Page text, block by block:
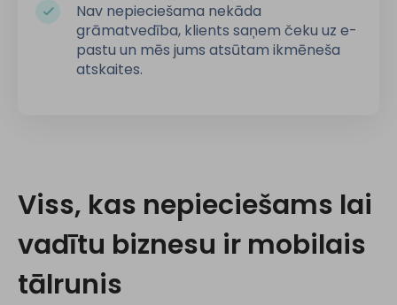
Nav nepieciešama nekāda
grāmatvedība, klients saņem čeku uz e-
pastu un mēs jums atsūtam ikmēneša
atskaites.
Viss, kas nepieciešams lai
vadītu biznesu ir mobilais
tālrunis